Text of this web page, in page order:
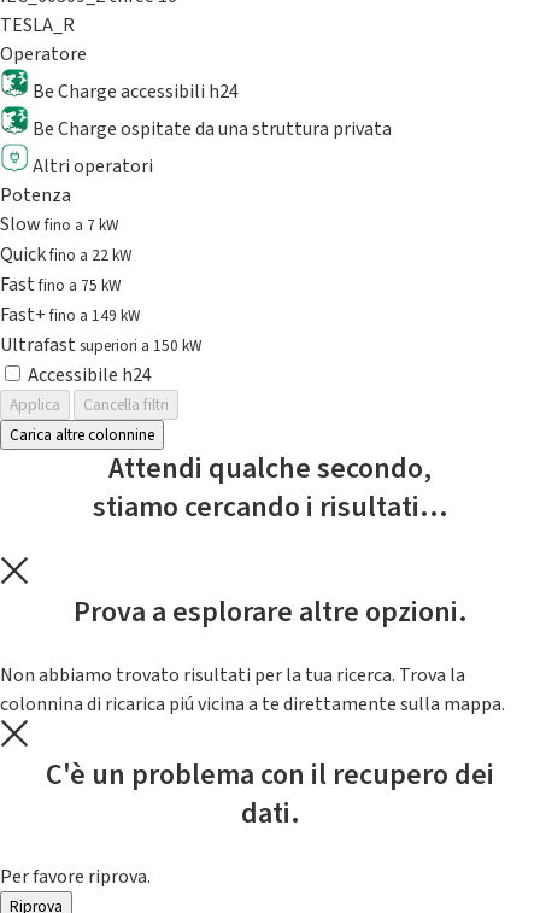
TESLA_R
Operatore
Be Charge accessibili h24
Be Charge ospitate da una struttura privata
Altri operatori
Potenza
Slowfino a 7 kW
Quickfino a 22 kW
Fastfino a 75 kW
Fast+fino a 149 kW
Ultrafast superiori a 150 kW
Accessibile h24
Applica
Cancella filtri
Carica altre colonnine
Attendi qualche secondo,
stiamo cercando i risultati...
Prova a esplorare altre opzioni.
Non abbiamo trovato risultati per la tua ricerca. Trova la
colonnina di ricarica piú vicina a te direttamente sulla mappa.
C'è un problema con il recupero dei
dati.
Per favore riprova.
Riprova